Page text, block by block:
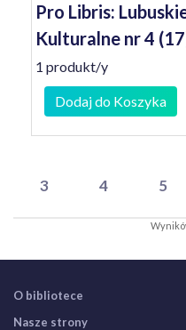
Pro Libris:
Kulturalne nr 4
1 produkt/y
Dodaj do Koszyka
3 4 5
O bibliotece
Nasze strony